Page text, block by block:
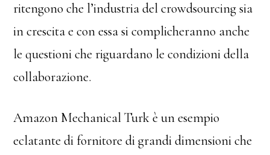
ritengono che l’industria del crowdsourcing sia
in crescita e con essa si complicheranno anche
le questioni che riguardano le condizioni della
collaborazione.
Amazon Mechanical Turk è un esempio
eclatante di fornitore di grandi dimensioni che